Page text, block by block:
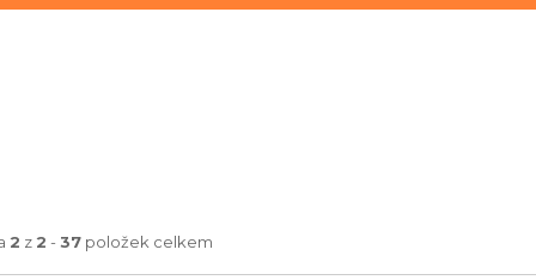
2 z 2 -37 položek celkem